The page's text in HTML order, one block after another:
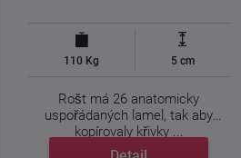
110 Kg 5 cm
Rošt má 26 anatomicky
uspořádaných lamel, tak aby
kopírovaly křivky ...